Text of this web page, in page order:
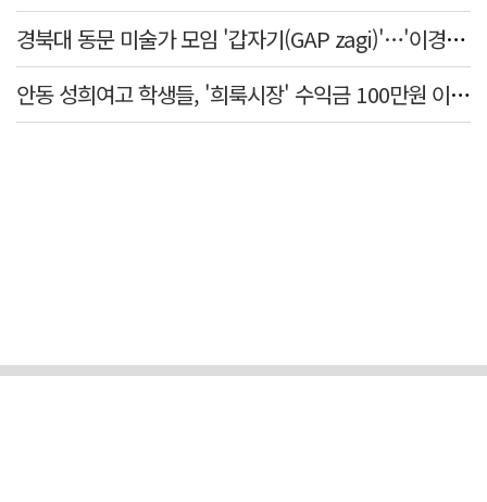
경북대 동문 미술가 모임 '갑자기(GAP zagi)'…'이경(移境):경계를 넘어, 경계너머' 전시
안동 성희여고 학생들, '희룩시장' 수익금 100만원 이웃돕기 성금으로